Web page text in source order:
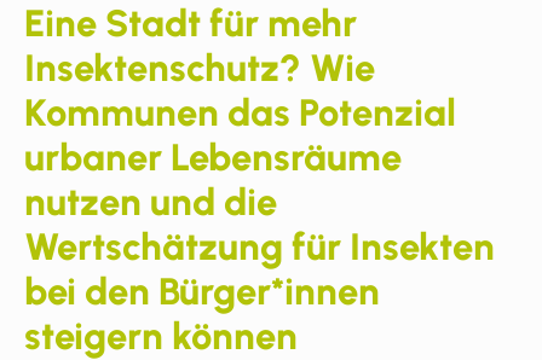
Eine Stadt für mehr
Insektenschutz? Wie
Kommunen das Potenzial
urbaner Lebensräume
nutzen und die
Wertschätzung für Insekten
bei den Bürger*innen
steigern können